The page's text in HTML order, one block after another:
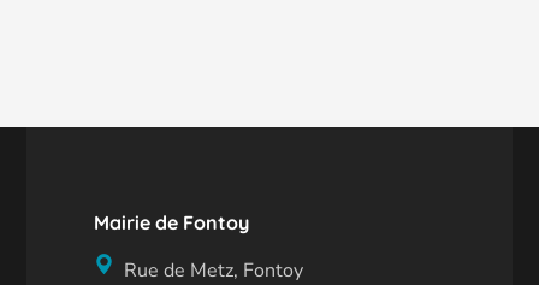
Mairie de Fontoy
Rue de Metz, Fontoy